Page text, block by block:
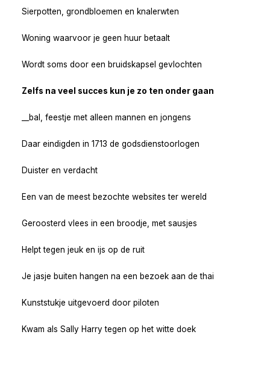
Sierpotten, grondbloemen en knalerwten
Woning waarvoor je geen huur betaalt
Wordt soms door een bruidskapsel gevlochten
Zelfs na veel succes kun je zo ten onder gaan
__bal, feestje met alleen mannen en jongens
Daar eindigden in 1713 de godsdienstoorlogen
Duister en verdacht
Een van de meest bezochte websites ter wereld
Geroosterd vlees in een broodje, met sausjes
Helpt tegen jeuk en ijs op de ruit
Je jasje buiten hangen na een bezoek aan de thai
Kunststukje uitgevoerd door piloten
Kwam als Sally Harry tegen op het witte doek